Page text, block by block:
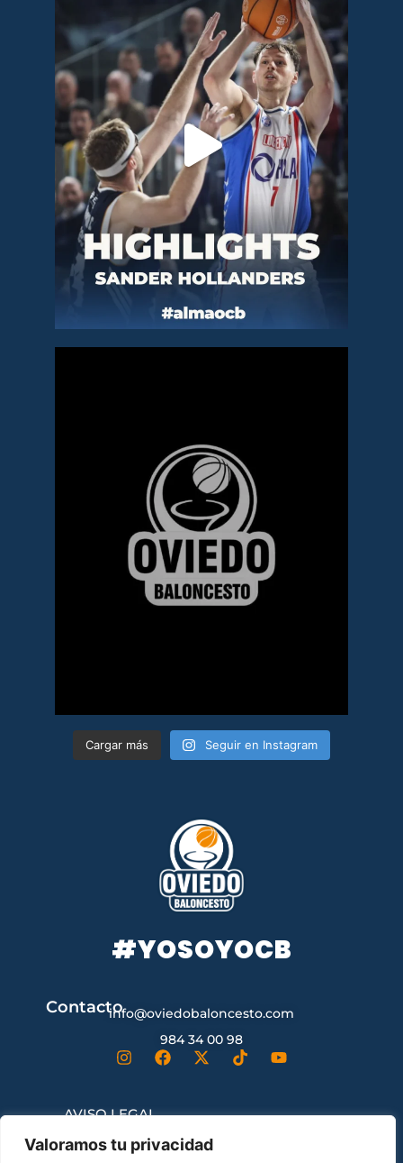
Valoramos tu privacidad
Cargar más Seguir en Instagram
#YOSOYOCB
Contactoinfo@oviedobaloncesto.com
984 34 00 98
AVISO LEGAL